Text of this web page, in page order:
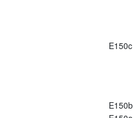
E150c
E150b